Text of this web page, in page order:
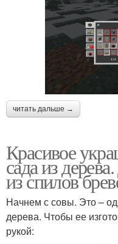
читать дальше →
Красивое
сада из
из спилов
Начнем с совы. Это –
дерева. Чтобы ее
рукой: